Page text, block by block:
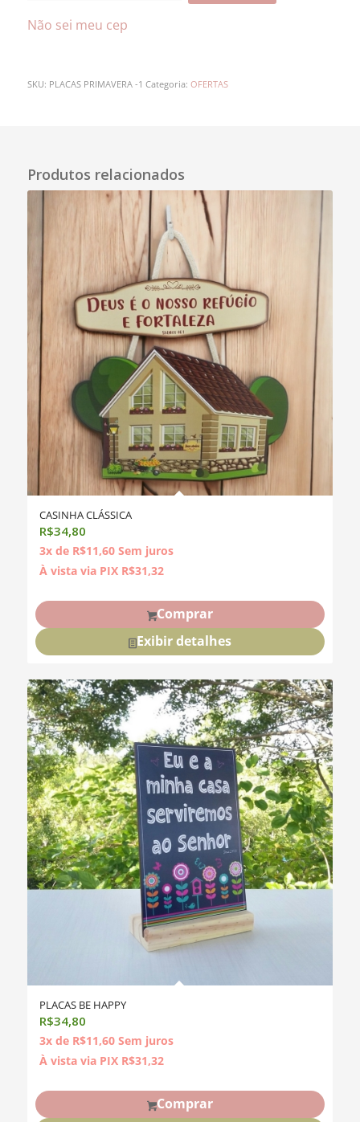
Não sei meu cep
SKU: PLACAS PRIMAVERA -1 Categoria: OFERTAS
Produtos relacionados
CASINHA CLÁSSICA
R$34,80
3x de R$11,60 Sem juros
À vista via PIX R$31,32
Comprar
Exibir detalhes
PLACAS BE HAPPY
R$34,80
3x de R$11,60 Sem juros
À vista via PIX R$31,32
Comprar